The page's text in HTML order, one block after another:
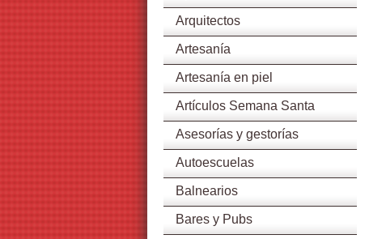
Arquitectos
Artesanía
Artesanía en piel
Artículos Semana Santa
Asesorías y gestorías
Autoescuelas
Balnearios
Bares y Pubs